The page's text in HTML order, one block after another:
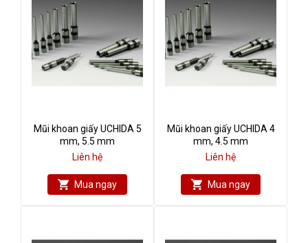
Mũi khoan giấy UCHIDA 5
mm, 5.5 mm
Liên hệ
Mua ngay
Mũi khoan giấy UCHIDA 4
mm, 4.5 mm
Liên hệ
Mua ngay